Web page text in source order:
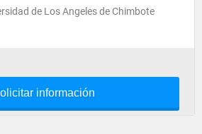
de Los Angeles de Chimbote
información